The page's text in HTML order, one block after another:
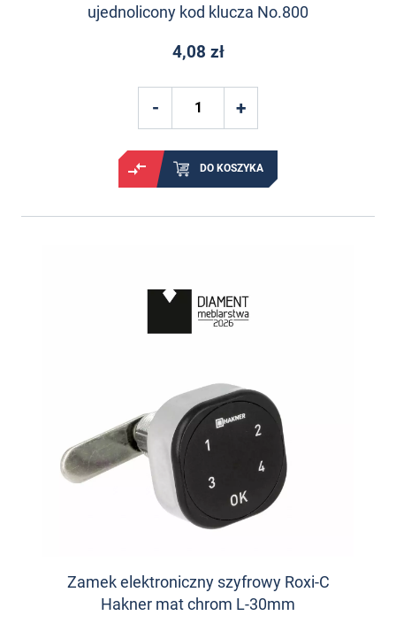
ujednolicony kod klucza No.800
4,08 zł
DO KOSZYKA
Zamek elektroniczny szyfrowy Roxi-C
Hakner mat chrom L-30mm